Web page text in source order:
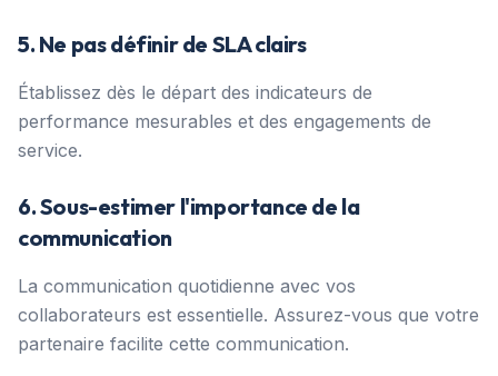
5. Ne pas définir de SLA clairs
Établissez dès le départ des indicateurs de
performance mesurables et des engagements de
service.
6. Sous-estimer l'importance de la
communication
La communication quotidienne avec vos
collaborateurs est essentielle. Assurez-vous que votre
partenaire facilite cette communication.